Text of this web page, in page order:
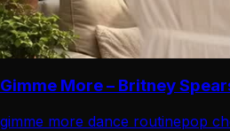
Gimme More – Britney
gimme more dance routinepop